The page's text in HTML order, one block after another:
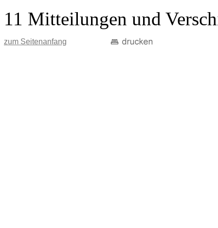
11 Mitteilungen und
zum Seitenanfang